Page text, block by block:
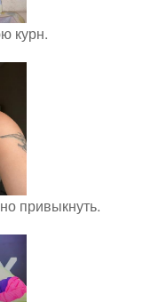
курн.
привыкнуть.